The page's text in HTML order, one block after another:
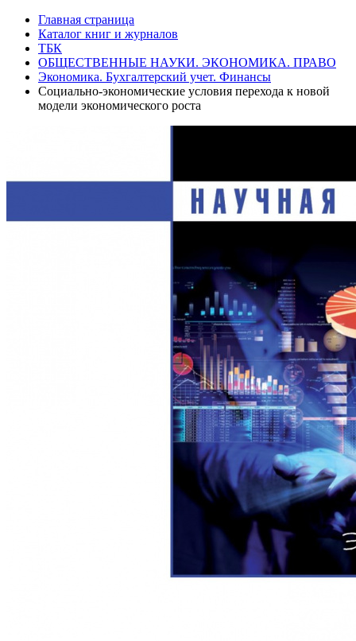
Главная страница
Каталог книг и журналов
ТБК
ОБЩЕСТВЕННЫЕ НАУКИ. ЭКОНОМИКА. ПРАВО
Экономика. Бухгалтерский учет. Финансы
Социально-экономические условия перехода к новой
модели экономического роста